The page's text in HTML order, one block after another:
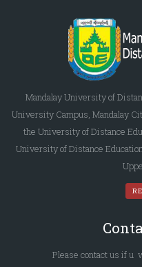
Mandalay University of
University Campus, Mandalay
the University of Distance
University of Distance
Please contact us if u